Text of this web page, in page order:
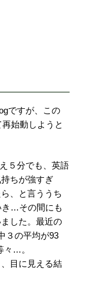
ですが、この
始動しようと
５分でも、英語
ちが強すぎ
、と言ううち
…その間にも
した。最近の
３の平均が93
々…。
目に見える結